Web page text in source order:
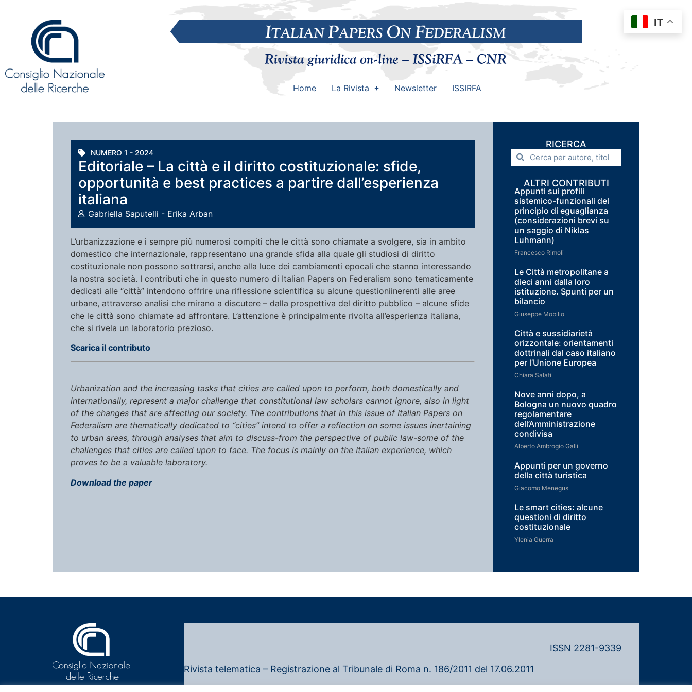
Home La Rivista Newsletter ISSIRFA
NUMERO 1 - 2024
Editoriale – La città e il diritto costituzionale: sfide,
opportunità e best practices a partire dall’esperienza
italiana
Gabriella Saputelli - Erika Arban
L’urbanizzazione e i sempre più numerosi compiti che le città sono chiamate a svolgere, sia in ambito
domestico che internazionale, rappresentano una grande sfida alla quale gli studiosi di diritto
costituzionale non possono sottrarsi, anche alla luce dei cambiamenti epocali che stanno interessando
la nostra società. I contributi che in questo numero di Italian Papers on Federalism sono tematicamente
dedicati alle “città” intendono offrire una riflessione scientifica su alcune questioniinerenti alle aree
urbane, attraverso analisi che mirano a discutere – dalla prospettiva del diritto pubblico – alcune sfide
che le città sono chiamate ad affrontare. L’attenzione è principalmente rivolta all’esperienza italiana,
che si rivela un laboratorio prezioso.
Scarica il contributo
Urbanization and the increasing tasks that cities are called upon to perform, both domestically and
internationally, represent a major challenge that constitutional law scholars cannot ignore, also in light
of the changes that are affecting our society. The contributions that in this issue of Italian Papers on
Federalism are thematically dedicated to “cities” intend to offer a reflection on some issues inertaining
to urban areas, through analyses that aim to discuss-from the perspective of public law-some of the
challenges that cities are called upon to face. The focus is mainly on the Italian experience, which
proves to be a valuable laboratory.
Download the paper
RICERCA
ALTRI CONTRIBUTI
Appunti sui profili
sistemico-funzionali del
principio di eguaglianza
(considerazioni brevi su
un saggio di Niklas
Luhmann)
Francesco Rimoli
Le Città metropolitane a
dieci anni dalla loro
istituzione. Spunti per un
bilancio
Giuseppe Mobilio
Città e sussidiarietà
orizzontale: orientamenti
dottrinali dal caso italiano
per l’Unione Europea
Chiara Salati
Nove anni dopo, a
Bologna un nuovo quadro
regolamentare
dell’Amministrazione
condivisa
Alberto Ambrogio Galli
Appunti per un governo
della città turistica
Giacomo Menegus
Le smart cities: alcune
questioni di diritto
costituzionale
Ylenia Guerra
Rivista telematica – Registrazione al Tribunale di Roma n. 186/2011 del 17.06.2011
ISSN 2281-9339
IT